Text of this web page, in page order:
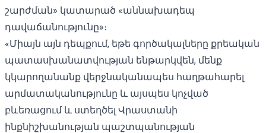
շարժման» կատարած «աննախադեպ
դավաճանությունը»։
«Միայն այն դեպքում, եթե գործակալները քրեական
պատասխանատվության ենթարկվեն, մենք
կկարողանանք վերջնականապես հաղթահարել
արմատականությունը և այսպես կոչված
բևեռացում և ստեղծել Վրաստանի
ինքնիշխանության պաշտպանության